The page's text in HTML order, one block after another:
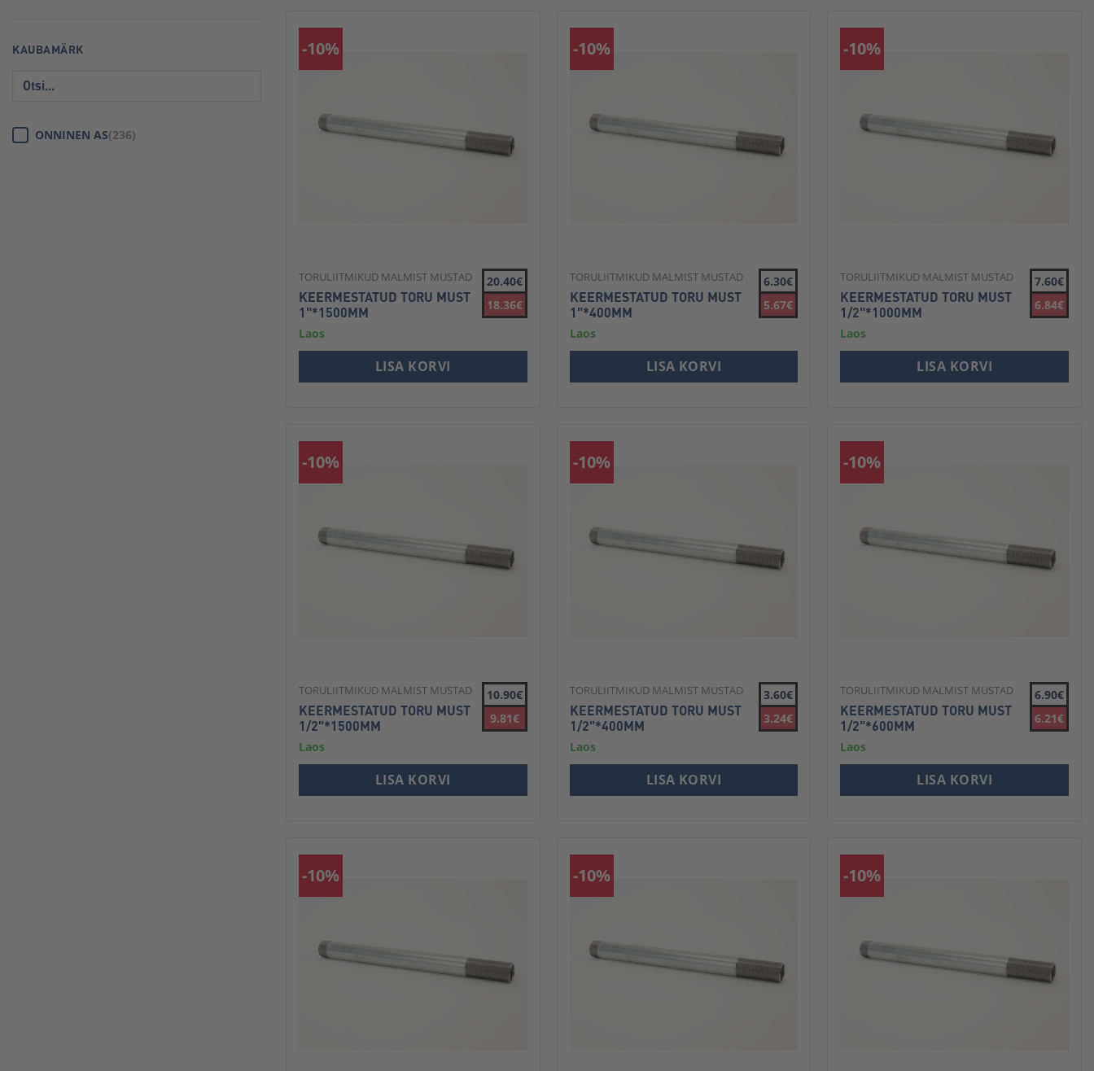
KAUBAMÄRK
ONNINEN AS(236)
-10%
TORULIITMIKUD MALMIST MUSTAD
KEERMESTATUD TORU MUST
1"*1500MM
Laos
20.40€
18.36€
LISA KORVI
-10%
TORULIITMIKUD MALMIST MUSTAD
KEERMESTATUD TORU MUST
1"*400MM
Laos
6.30€
5.67€
LISA KORVI
-10%
TORULIITMIKUD MALMIST MUSTAD
KEERMESTATUD TORU MUST
1/2"*1000MM
Laos
7.60€
6.84€
LISA KORVI
-10%
TORULIITMIKUD MALMIST MUSTAD
KEERMESTATUD TORU MUST
1/2"*1500MM
Laos
10.90€
9.81€
LISA KORVI
-10%
TORULIITMIKUD MALMIST MUSTAD
KEERMESTATUD TORU MUST
1/2"*400MM
Laos
3.60€
3.24€
LISA KORVI
-10%
TORULIITMIKUD MALMIST MUSTAD
KEERMESTATUD TORU MUST
1/2"*600MM
Laos
6.90€
6.21€
LISA KORVI
-10% -10% -10%